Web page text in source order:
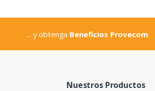
... y obtenga Beneficios Provecom
Nuestros Productos